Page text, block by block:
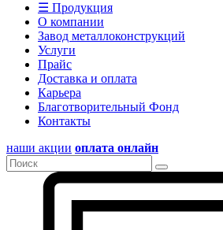
☰ Продукция
О компании
Завод металлоконструкций
Услуги
Прайс
Доставка и оплата
Карьера
Благотворительный Фонд
Контакты
наши акции оплата онлайн